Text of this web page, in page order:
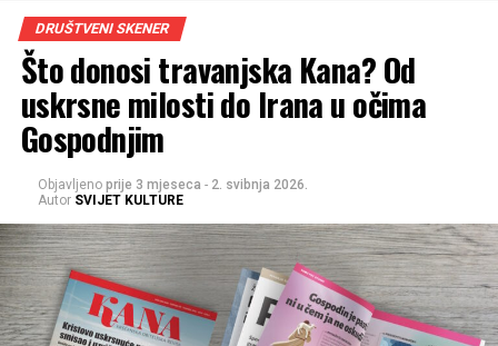
DRUŠTVENI SKENER
Što donosi travanjska Kana? Od
uskrsne milosti do Irana u očima
Gospodnjim
Objavljeno prije 3 mjeseca - 2. svibnja 2026.
Autor SVIJET KULTURE